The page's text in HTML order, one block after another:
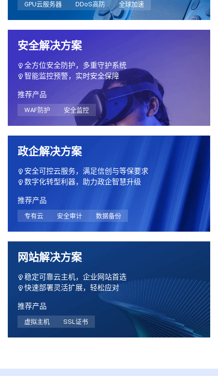
GPU云服务器 DDoS高防 全球加速
安全解决方案
全方位安全防护，多重守护系统
智能监控预警，实时安全保障
推荐产品
WAF防护 安全监控
政企解决方案
安全可控云服务，满足信创与等保要求
数字化转型利器，助力政企智慧升级
推荐产品
专有云 安全审计 数据备份
网站解决方案
稳定可靠云主机，企业网站首选
快速部署灵活扩展，轻松应对
推荐产品
虚拟主机 SSL证书